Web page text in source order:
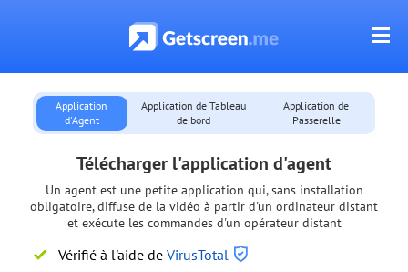
Application
d'Agent
Application de Tableau
de bord
Application de
Passerelle
Télécharger l'application d'agent
Un agent est une petite application qui, sans installation
obligatoire, diffuse de la vidéo à partir d'un ordinateur distant
et exécute les commandes d'un opérateur distant
Vérifié à l'aide de VirusTotal